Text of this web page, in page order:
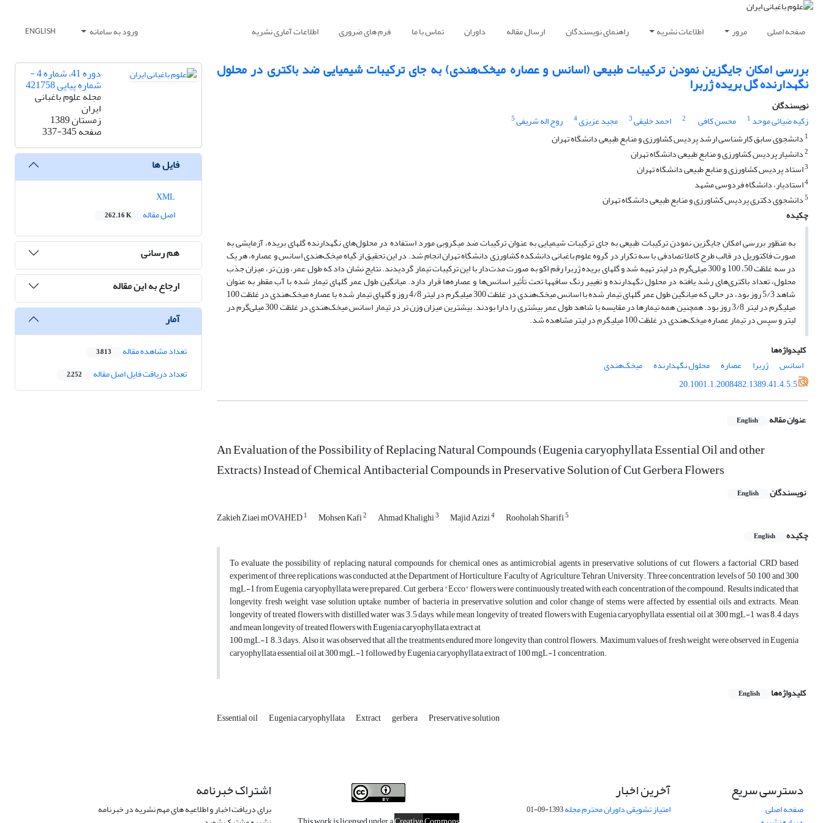
صفحه اصلی مرور اطلاعات نشریه راهنمای نویسندگان ارسال مقاله داوران تماس با ما فرم های ضروری اطلاعات آماری نشریه ورود به سامانه ENGLISH
بررسی امکان جایگزین نمودن ترکیبات طبیعی (اسانس و عصاره میخک‌هندی) به جای ترکیبات شیمیایی ضد باکتری در محلول
نگهدارنده گل بریده ژربرا
نویسندگان
زکیه ضیائی موحد 1 محسن کافی 2 احمد خلیقی3 مجید عزیزی4 روح اله شریفی5
1 دانشجوی سابق کارشناسی ارشد پردیس کشاورزی و منابع طبیعی دانشگاه تهران
2دانشیار پردیس کشاورزی و منابع طبیعی دانشگاه تهران
3استاد پردیس کشاورزی و منابع طبیعی دانشگاه تهران
4استادیار، دانشگاه فردوسی مشهد
5دانشجوی دکتری پردیس کشاورزی و منابع طبیعی دانشگاه تهران
چکیده
به منظور بررسی امکان جایگزین نمودن ترکیبات طبیعی به جای ترکیبات شیمیایی به عنوان ترکیبات ضد میکروبی مورد استفاده در محلول‌های نگهدارنده گل‎های بریده، آزمایشی به
صورت فاکتوریل در قالب طرح کاملا تصادفی با سه تکرار در گروه علوم باغبانی دانشکده کشاورزی دانشگاه تهران انجام شد. در این تحقیق از گیاه میخک‌هندی اسانس و عصاره، هر یک
در سه غلظت 50، 100 و 300 میلی‌گرم در لیتر تهیه شد و گل‎های بریده ژربرا رقم اکو به صورت مدت‌دار با این ترکیبات تیمار گردیدند. نتایج نشان داد که طول عمر، وزن تر، میزان جذب
محلول، تعداد باکتری‌های رشد‌ یافته در محلول نگهدارنده و تغییر رنگ ساقه‎ها تحت تأثیر اسانس‌ها و عصاره‌ها قرار دارد. میانگین طول عمر گل‎های تیمار شده با آب مقطر به عنوان
شاهد 5/3 روز بود، در حالی که میانگین طول عمر گل‎های تیمار شده با اسانس میخک‌هندی در غلظت 300 میلی‎گرم در لیتر 4/8 روز و گل‎های تیمار شده با عصاره میخک‌هندی در غلظت 100
میلی‎گرم در لیتر 3/8 روز بود. همچنین همه تیمارها در مقایسه با شاهد طول عمر بیشتری را دارا بودند. بیشترین میزان وزن تر در تیمار اسانس میخک‌هندی در غلظت 300 میلی‌گرم در
لیتر و سپس در تیمار عصاره میخک‌هندی در غلظت 100 میلی‎گرم در لیتر مشاهده شد.
کلیدواژه‌ها
اسانس
ژربرا عصاره محلول نگهدارنده
میخک‌هندی
20.1001.1.2008482.1389.41.4.5.5
عنوان مقاله English
An Evaluation of the Possibility of Replacing Natural Compounds (Eugenia caryophyllata Essential Oil and other
Extracts) Instead of Chemical Antibacterial Compounds in Preservative Solution of Cut Gerbera Flowers
نویسندگان English
Zakieh Ziaei mOVAHED1 Mohsen Kafi2 Ahmad Khalighi3 Majid Azizi4 Rooholah Sharifi5
چکیده English
To evaluate the possibility of replacing natural compounds for chemical ones as antimicrobial agents in preservative solutions of cut flowers, a factorial CRD based
experiment of three replications was conducted at the Department of Horticulture, Faculty of Agriculture, Tehran University. Three concentration levels of 50, 100 and 300
mgL-1 from Eugenia caryophyllata were prepared. Cut gerbera "Ecco" flowers were continuously treated with each concentration of the compound. Results indicated that
longevity, fresh weight, vase solution uptake, number of bacteria in preservative solution and color change of stems were affected by essential oils and extracts. Mean
longevity of treated flowers with distilled water was 3.5 days, while mean longevity of treated flowers with Eugenia caryophyllata essential oil at 300 mgL-1 was 8.4 days
and mean longevity of treated flowers with Eugenia caryophyllata extract at
100 mgL-1 8.3 days. Also it was observed that all the treatments endured more longevity than control flowers. Maximum values of fresh weight were observed in Eugenia
caryophyllata essential oil at 300 mgL-1 followed by Eugenia caryophyllata extract of 100 mgL-1 concentration.
کلیدواژه‌ها English
Essential oil Eugenia caryophyllata Extract gerbera Preservative solution
دوره 41، شماره 4 -
شماره پیاپی 421758
مجله علوم باغبانی
ایران
زمستان 1389
صفحه337-345
فایل ها
اصل مقاله
262.16 K
هم رسانی
ارجاع به این مقاله
آمار
تعداد مشاهده مقاله 3,813
تعداد دریافت فایل اصل مقاله 2,252
دسترسی سریع
صفحه اصلی
آخرین اخبار
امتیاز تشویقی داوران محترم مجله1393-09-01
اشتراک خبرنامه
برای دریافت اخبار و اطلاعیه های مهم نشریه در خبرنامه